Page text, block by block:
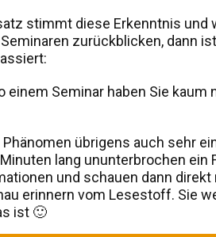
stimmt diese Erkenntnis und
zurückblicken, dann
einem Seminar haben Sie
Phänomen übrigens auch sehr
Minuten lang ununterbrochen
und schauen dann
erinnern vom Lesestoff. Sie
ist 🙂